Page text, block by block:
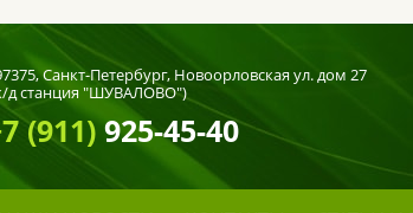
Санкт-Петербург, Новоорловская ул. дом 27
д станция "ШУВАЛОВО")
(911)925-45-40